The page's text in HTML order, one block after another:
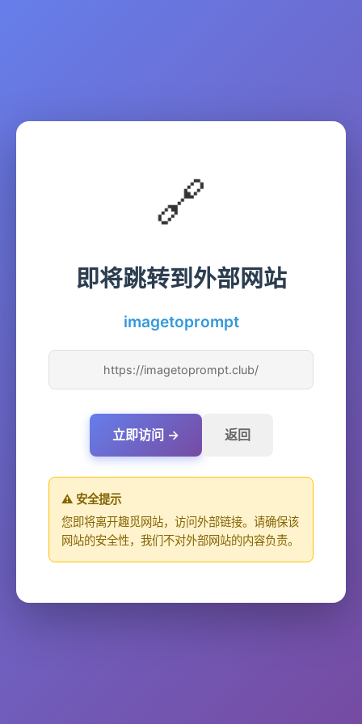
🔗
即将跳转到外部网站
imagetoprompt
https://imagetoprompt.club/
立即访问 → 返回
⚠️ 安全提示
您即将离开趣觅网站，访问外部链接。请确保该
网站的安全性，我们不对外部网站的内容负责。